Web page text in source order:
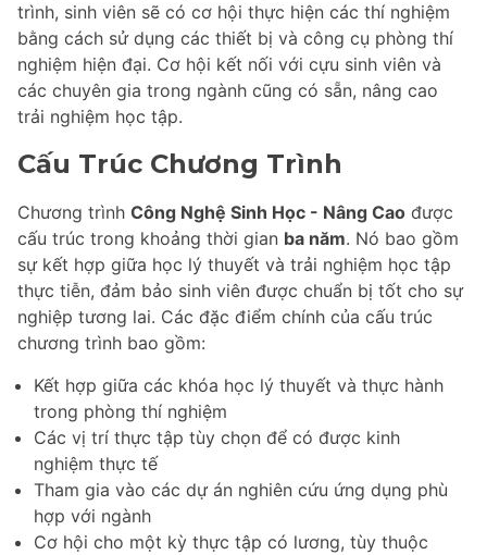
trình, sinh viên sẽ có cơ hội thực hiện các thí nghiệm
bằng cách sử dụng các thiết bị và công cụ phòng thí
nghiệm hiện đại. Cơ hội kết nối với cựu sinh viên và
các chuyên gia trong ngành cũng có sẵn, nâng cao
trải nghiệm học tập.
Cấu Trúc Chương Trình
Chương trình Công Nghệ Sinh Học - Nâng Cao được
cấu trúc trong khoảng thời gian ba năm. Nó bao gồm
sự kết hợp giữa học lý thuyết và trải nghiệm học tập
thực tiễn, đảm bảo sinh viên được chuẩn bị tốt cho sự
nghiệp tương lai. Các đặc điểm chính của cấu trúc
chương trình bao gồm:
Kết hợp giữa các khóa học lý thuyết và thực hành
trong phòng thí nghiệm
Các vị trí thực tập tùy chọn để có được kinh
nghiệm thực tế
Tham gia vào các dự án nghiên cứu ứng dụng phù
hợp với ngành
Cơ hội cho một kỳ thực tập có lương, tùy thuộc